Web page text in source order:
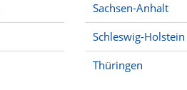
Sachsen-Anhalt
Schleswig-Holstein
Thüringen